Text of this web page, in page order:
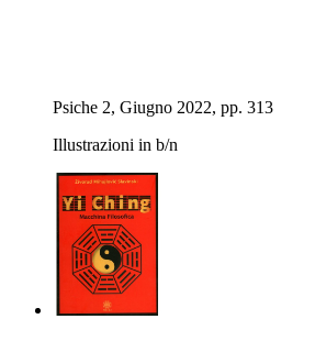
Psiche 2, Giugno 2022, pp. 313
Illustrazioni in b/n